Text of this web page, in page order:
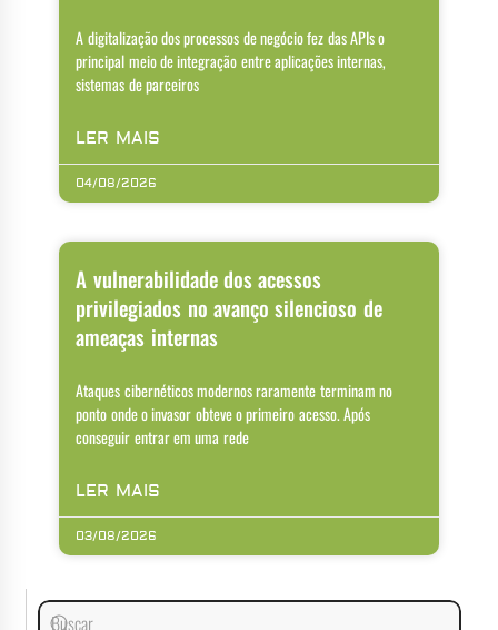
A digitalização dos processos de negócio fez das APIs o
principal meio de integração entre aplicações internas,
sistemas de parceiros
LER MAIS
04/08/2026
A vulnerabilidade dos acessos
privilegiados no avanço silencioso de
ameaças internas
Ataques cibernéticos modernos raramente terminam no
ponto onde o invasor obteve o primeiro acesso. Após
conseguir entrar em uma rede
LER MAIS
03/08/2026